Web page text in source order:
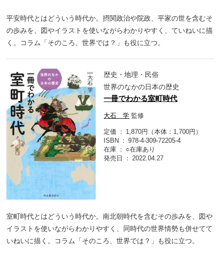
平安時代とはどういう時代か。摂関政治や院政、平家の世を含むそ
の歩みを、図やイラストを使いながらわかりやすく、ていねいに描
く。コラム「そのころ、世界では？」も役に立つ。
歴史・地理・民俗
世界のなかの日本の歴史
一冊でわかる室町時代
大石 学 監修
定価
1,870円（本体：1,700円）
ISBN
978-4-309-72205-4
在庫
○在庫あり
発売日
2022.04.27
室町時代とはどういう時代か。南北朝時代を含むその歩みを、図や
イラストを使いながらわかりやすく、同時代の世界情勢も併せてて
いねいに描く。コラム「そのころ、世界では？」も役に立つ。